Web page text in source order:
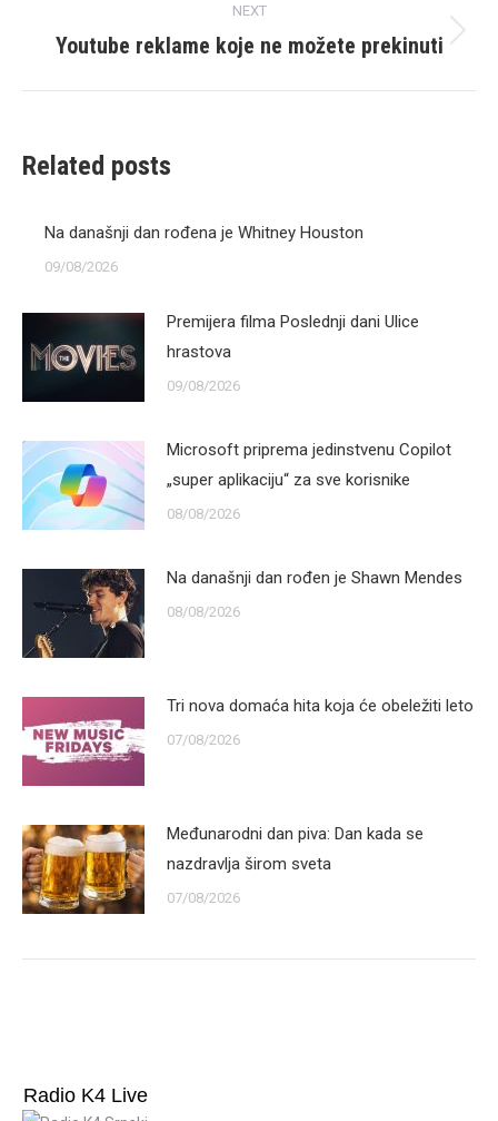
NEXT
Next
Youtube reklame koje ne možete prekinuti
Related posts
Na današnji dan rođena je Whitney Houston
09/08/2026
Premijera filma Poslednji dani Ulice
hrastova
09/08/2026
Microsoft priprema jedinstvenu Copilot
„super aplikaciju“ za sve korisnike
08/08/2026
Na današnji dan rođen je Shawn Mendes
08/08/2026
Tri nova domaća hita koja će obeležiti leto
07/08/2026
Međunarodni dan piva: Dan kada se
nazdravlja širom sveta
07/08/2026
Radio K4 Live